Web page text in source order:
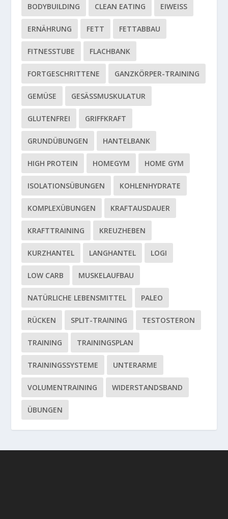
BODYBUILDING CLEAN EATING EIWEISS
ERNÄHRUNG FETT FETTABBAU
FITNESSTUBE FLACHBANK
FORTGESCHRITTENE GANZKÖRPER-TRAINING
GEMÜSE GESÄSSMUSKULATUR
GLUTENFREI GRIFFKRAFT
GRUNDÜBUNGEN HANTELBANK
HIGH PROTEIN HOMEGYM HOME GYM
ISOLATIONSÜBUNGEN KOHLENHYDRATE
KOMPLEXÜBUNGEN KRAFTAUSDAUER
KRAFTTRAINING KREUZHEBEN
KURZHANTEL LANGHANTEL LOGI
LOW CARB MUSKELAUFBAU
NATÜRLICHE LEBENSMITTEL PALEO
RÜCKEN SPLIT-TRAINING TESTOSTERON
TRAINING TRAININGSPLAN
TRAININGSSYSTEME UNTERARME
VOLUMENTRAINING WIDERSTANDSBAND
ÜBUNGEN